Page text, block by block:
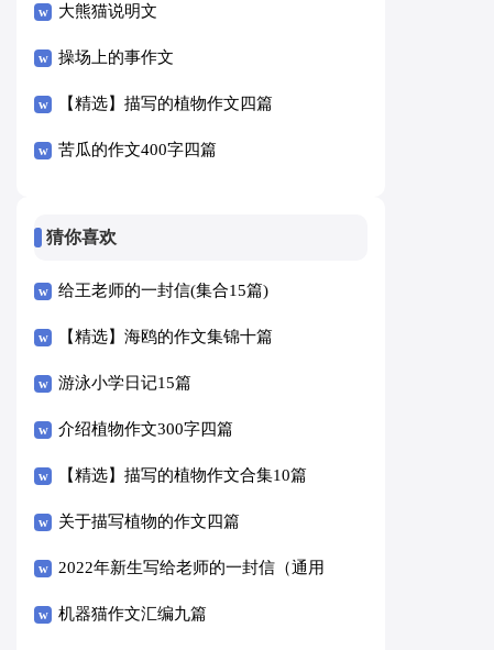
大熊猫说明文
操场上的事作文
【精选】描写的植物作文四篇
苦瓜的作文400字四篇
猜你喜欢
给王老师的一封信(集合15篇)
【精选】海鸥的作文集锦十篇
游泳小学日记15篇
介绍植物作文300字四篇
【精选】描写的植物作文合集10篇
关于描写植物的作文四篇
2022年新生写给老师的一封信（通用
8篇）
机器猫作文汇编九篇